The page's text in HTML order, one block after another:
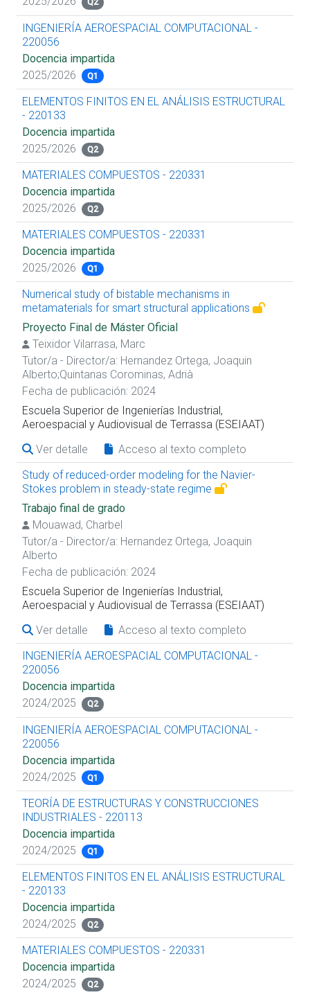
Q2
INGENIERÍA AEROESPACIAL COMPUTACIONAL -
220056
Docencia impartida
2025/2026
Q1
ELEMENTOS FINITOS EN EL ANÁLISIS ESTRUCTURAL
- 220133
Docencia impartida
2025/2026
Q2
MATERIALES COMPUESTOS - 220331
Docencia impartida
2025/2026
Q2
MATERIALES COMPUESTOS - 220331
Docencia impartida
2025/2026
Q1
Numerical study of bistable mechanisms in
metamaterials for smart structural applications
Proyecto Final de Máster Oficial
Teixidor Vilarrasa, Marc
Tutor/a - Director/a: Hernandez Ortega, Joaquin
Alberto;Quintanas Corominas, Adrià
Fecha de publicación: 2024
Escuela Superior de Ingenierías Industrial,
Aeroespacial y Audiovisual de Terrassa (ESEIAAT)
Ver detalle
Acceso al texto completo
Study of reduced-order modeling for the Navier-
Stokes problem in steady-state regime
Trabajo final de grado
Mouawad, Charbel
Tutor/a - Director/a: Hernandez Ortega, Joaquin
Alberto
Fecha de publicación: 2024
Escuela Superior de Ingenierías Industrial,
Aeroespacial y Audiovisual de Terrassa (ESEIAAT)
Ver detalle
Acceso al texto completo
INGENIERÍA AEROESPACIAL COMPUTACIONAL -
220056
Docencia impartida
2024/2025
Q2
INGENIERÍA AEROESPACIAL COMPUTACIONAL -
220056
Docencia impartida
2024/2025
Q1
TEORÍA DE ESTRUCTURAS Y CONSTRUCCIONES
INDUSTRIALES - 220113
Docencia impartida
2024/2025
Q1
ELEMENTOS FINITOS EN EL ANÁLISIS ESTRUCTURAL
- 220133
Docencia impartida
2024/2025
Q2
MATERIALES COMPUESTOS - 220331
Docencia impartida
2024/2025
Q2